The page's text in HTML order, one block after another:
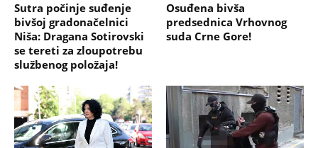
Sutra počinje suđenje
bivšoj gradonačelnici
Niša: Dragana Sotirovski
se tereti za zloupotrebu
službenog položaja!
Osuđena bivša
predsednica Vrhovnog
suda Crne Gore!